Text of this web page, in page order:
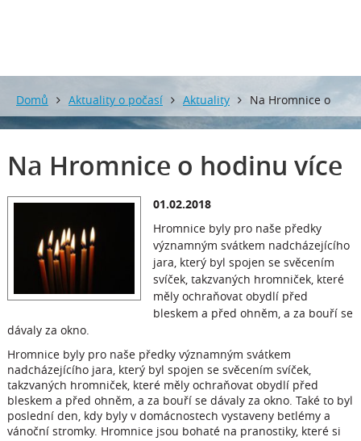
Domů Aktuality o počasí Aktuality Na Hromnice o
hodinu více
Na Hromnice o hodinu více
01.02.2018
Hromnice byly pro naše předky
významným svátkem nadcházejícího
jara, který byl spojen se svěcením
svíček, takzvaných hromniček, které
měly ochraňovat obydlí před
bleskem a před ohněm, a za bouří se
dávaly za okno.
Hromnice byly pro naše předky významným svátkem
nadcházejícího jara, který byl spojen se svěcením svíček,
takzvaných hromniček, které měly ochraňovat obydlí před
bleskem a před ohněm, a za bouří se dávaly za okno. Také to byl
poslední den, kdy byly v domácnostech vystaveny betlémy a
vánoční stromky. Hromnice jsou bohaté na pranostiky, které si